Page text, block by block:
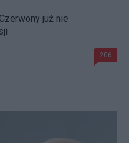
już nie
206